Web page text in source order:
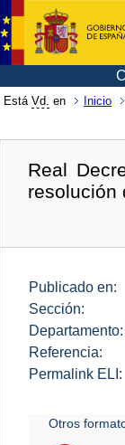
Está Vd. en Inicio
Real
resolución
Publicado en:
Sección:
Departamento:
Referencia:
Permalink ELI:
Otros